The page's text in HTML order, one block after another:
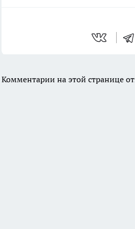
Комментарии на этой странице